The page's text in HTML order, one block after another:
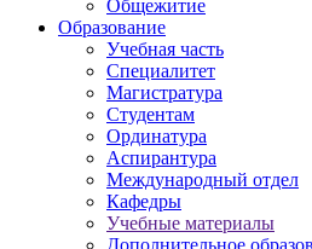
Общежитие
Образование
Учебная часть
Специалитет
Магистратура
Студентам
Ординатура
Аспирантура
Международный отдел
Кафедры
Учебные материалы
Дополнительное